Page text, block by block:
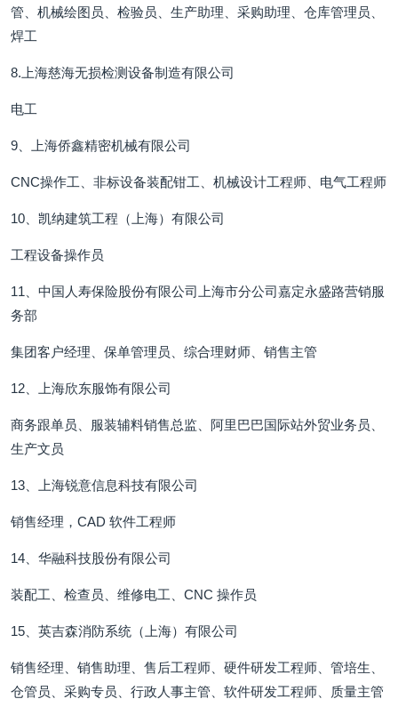
管、机械绘图员、检验员、生产助理、采购助理、仓库管理员、
焊工
8.上海慈海无损检测设备制造有限公司
电工
9、上海侨鑫精密机械有限公司
CNC操作工、非标设备装配钳工、机械设计工程师、电气工程师
10、凯纳建筑工程（上海）有限公司
工程设备操作员
11、中国人寿保险股份有限公司上海市分公司嘉定永盛路营销服
务部
集团客户经理、保单管理员、综合理财师、销售主管
12、上海欣东服饰有限公司
商务跟单员、服装辅料销售总监、阿里巴巴国际站外贸业务员、
生产文员
13、上海锐意信息科技有限公司
销售经理，CAD 软件工程师
14、华融科技股份有限公司
装配工、检查员、维修电工、CNC 操作员
15、英吉森消防系统（上海）有限公司
销售经理、销售助理、售后工程师、硬件研发工程师、管培生、
仓管员、采购专员、行政人事主管、软件研发工程师、质量主管